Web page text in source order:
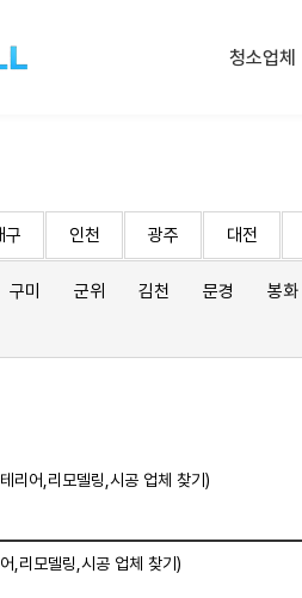
청소업체
구 인천 광주 대전
구미 군위 김천 문경 봉화
테리어,리모델링,시공 업체 찾기)
어,리모델링,시공 업체 찾기)